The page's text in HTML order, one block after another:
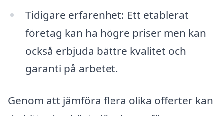
Tidigare erfarenhet: Ett etablerat
företag kan ha högre priser men kan
också erbjuda bättre kvalitet och
garanti på arbetet.
Genom att jämföra flera olika offerter kan